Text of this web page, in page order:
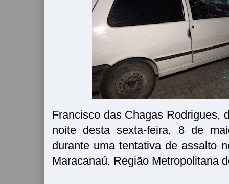
Francisco das Chagas Rodrigues,
noite desta sexta-feira, 8 de
durante uma tentativa de assalto
Maracanaú, Região Metropolitana